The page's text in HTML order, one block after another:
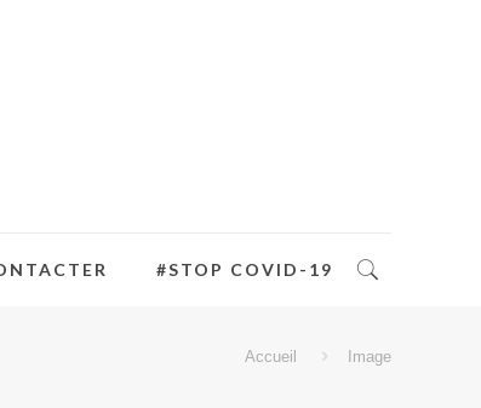
#STOP COVID-19
Accueil Image